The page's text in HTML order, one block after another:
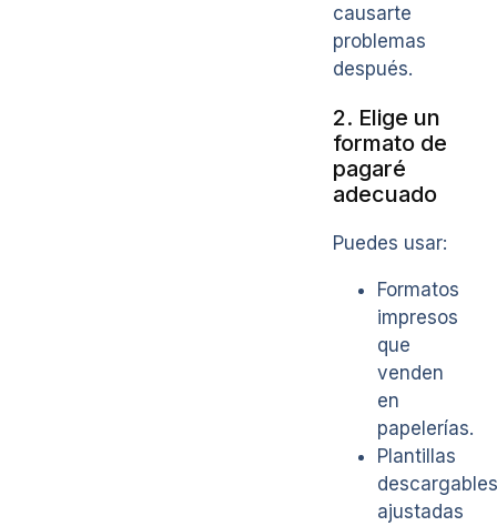
causarte
problemas
después.
2. Elige un
formato de
pagaré
adecuado
Puedes usar:
Formatos
impresos
que
venden
en
papelerías.
Plantillas
descargables
ajustadas